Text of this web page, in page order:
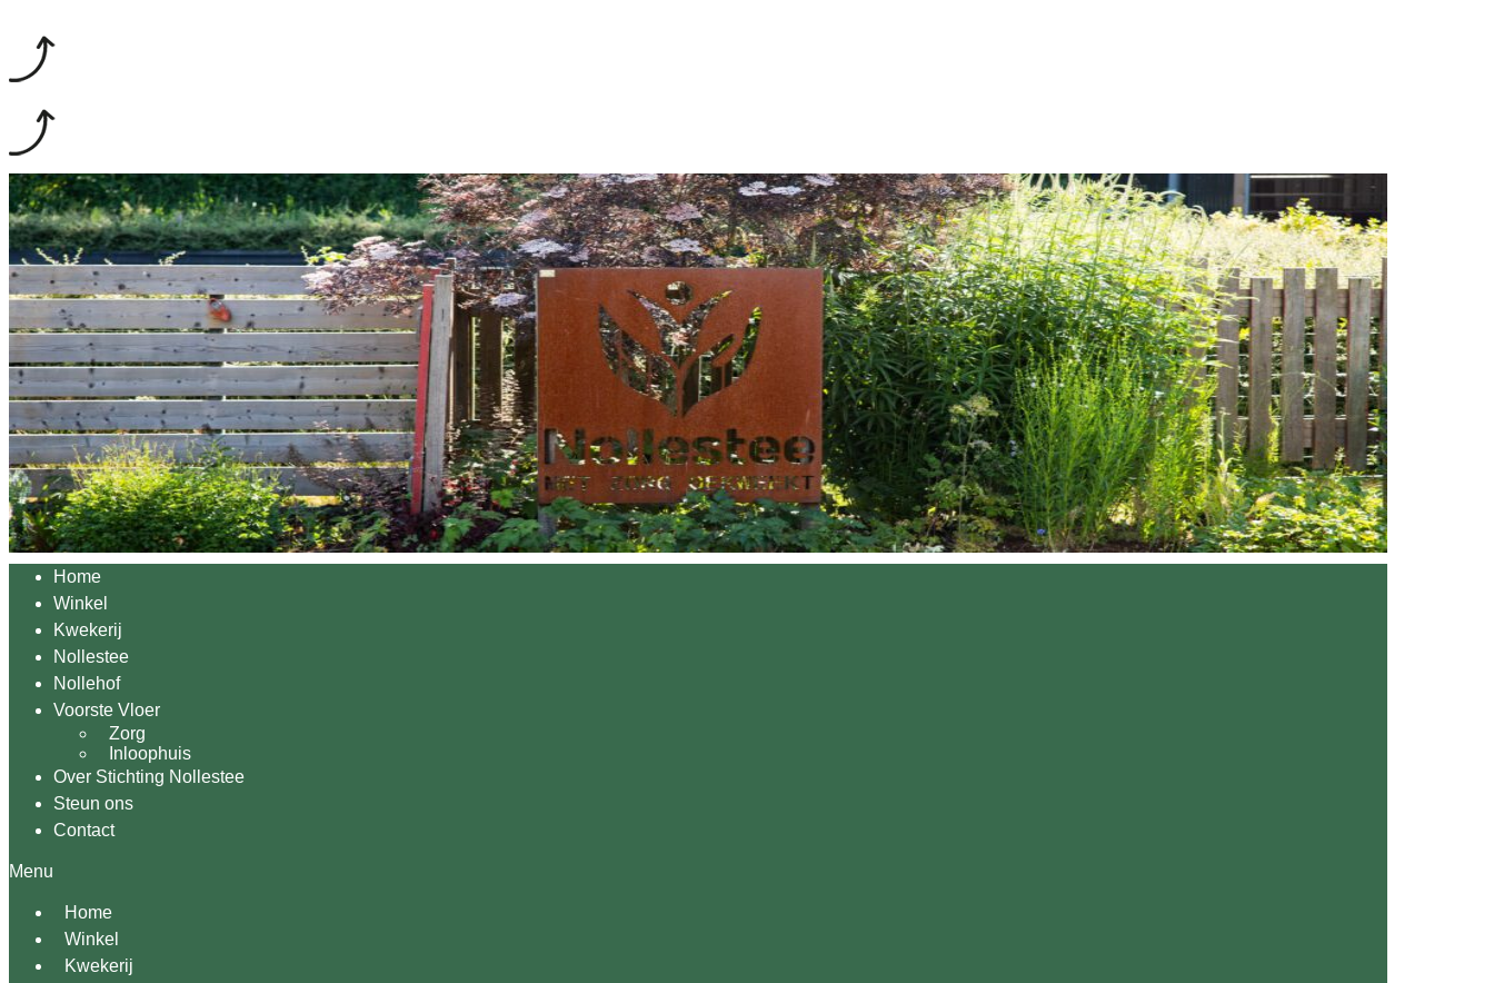
Home
Winkel
Kwekerij
Nollestee
Nollehof
Voorste Vloer
Zorg
Inloophuis
Over Stichting Nollestee
Steun ons
Contact
Menu
Home
Winkel
Kwekerij